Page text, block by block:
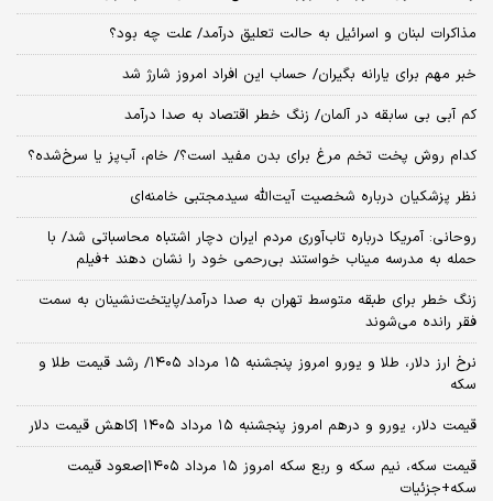
مذاکرات لبنان و اسرائیل به حالت تعلیق درآمد/ علت چه بود؟
خبر مهم برای یارانه بگیران/ حساب این افراد امروز شارژ شد
کم آبی بی سابقه در آلمان/ زنگ خطر اقتصاد به صدا درآمد
کدام روش پخت تخم مرغ برای بدن مفید است؟/ خام، آب‌پز یا سرخ‌شده؟
نظر پزشکیان درباره شخصیت آیت‌الله سیدمجتبی خامنه‌ای
روحانی: آمریکا درباره تاب‌آوری مردم ایران دچار اشتباه محاسباتی شد/ با
حمله به مدرسه میناب خواستند بی‌رحمی خود را نشان دهند +فیلم
زنگ خطر برای طبقه متوسط تهران به صدا درآمد/پایتخت‌نشینان به سمت
فقر رانده می‌شوند
نرخ ارز دلار، طلا و یورو امروز پنجشنبه ۱۵ مرداد ۱۴۰۵/ رشد قیمت طلا و
سکه
قیمت دلار، یورو و درهم امروز پنجشنبه ۱۵ مرداد ۱۴۰۵ |کاهش قیمت دلار
قیمت سکه، نیم سکه و ربع سکه امروز ۱۵ مرداد ۱۴۰۵|صعود قیمت
سکه+جزئیات